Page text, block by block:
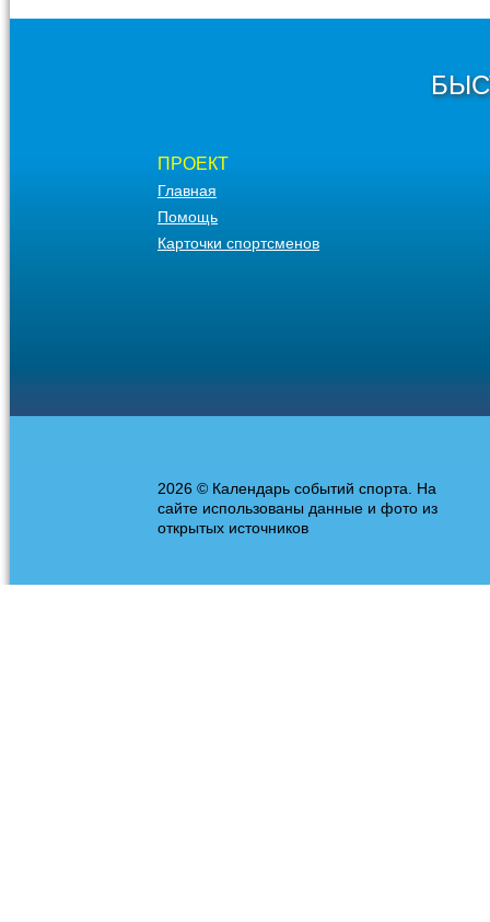
ПРОЕКТ
Главная
Помощь
Карточки спортсменов
2026 © Календарь событий спорта. На
сайте использованы данные и фото из
открытых источников